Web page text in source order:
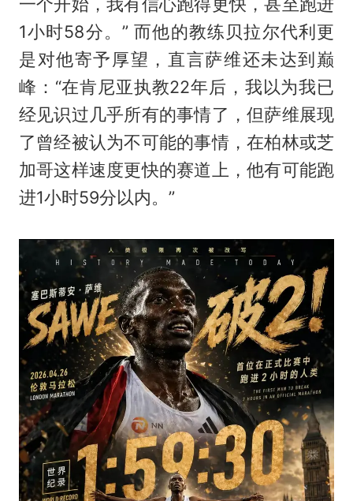
1小时58分。” 而他的教练贝拉尔代利更
是对他寄予厚望，直言萨维还未达到巅
峰：“在肯尼亚执教22年后，我以为我已
经见识过几乎所有的事情了，但萨维展现
了曾经被认为不可能的事情，在柏林或芝
加哥这样速度更快的赛道上，他有可能跑
进1小时59分以内。”